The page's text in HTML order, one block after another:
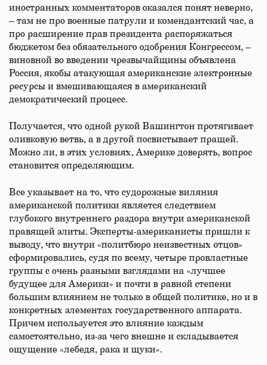
иностранных комментаторов оказался понят неверно,
– там не про военные патрули и комендантский час, а
про расширение прав президента распоряжаться
бюджетом без обязательного одобрения Конгрессом, –
виновной во введении чрезвычайщины объявлена
Россия, якобы атакующая американские электронные
ресурсы и вмешивающаяся в американский
демократический процесс.
Получается, что одной рукой Вашингтон протягивает
оливковую ветвь, а в другой посвистывает пращей.
Можно ли, в этих условиях, Америке доверять, вопрос
становится определяющим.
Все указывает на то, что судорожные виляния
американской политики является следствием
глубокого внутреннего раздора внутри американской
правящей элиты. Эксперты-американисты пришли к
выводу, что внутри «политбюро неизвестных отцов»
сформировались, судя по всему, четыре провластные
группы с очень разными взглядами на «лучшее
будущее для Америки» и почти в равной степени
большим влиянием не только в общей политике, но и в
конкретных элементах государственного аппарата.
Причем используется это влияние каждым
самостоятельно, из-за чего внешне и складывается
ощущение «лебедя, рака и щуки».